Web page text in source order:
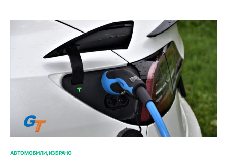
АВТОМОБИЛИ ИЗБРАНО